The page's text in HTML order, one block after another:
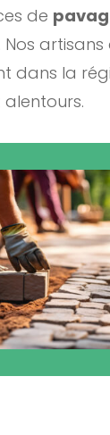
de
Nos artisans
dans la
alentours.